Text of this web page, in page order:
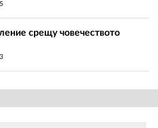
срещу човечеството